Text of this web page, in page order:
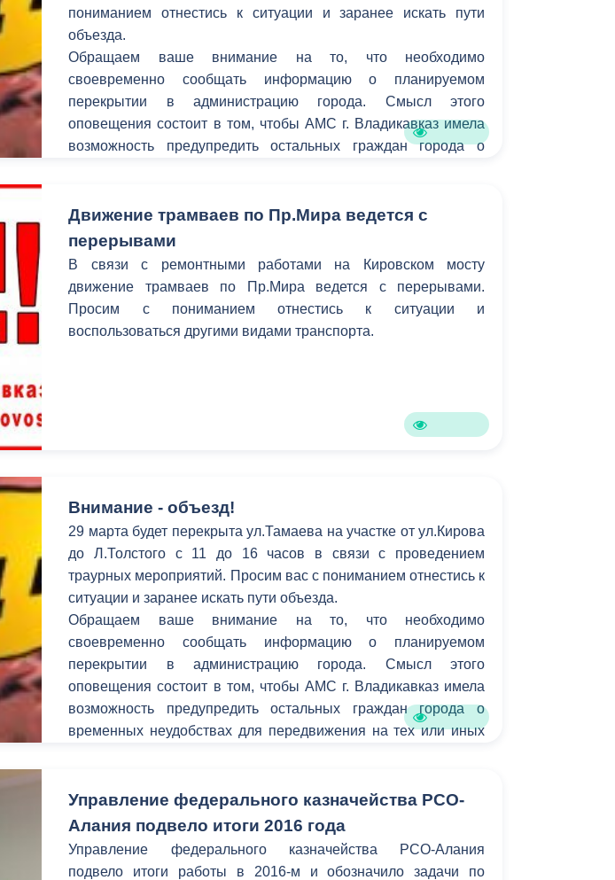
Кадровая политика Противодействие коррупции
Контактная информация Градостроительная деятельность
Списки граждан, состоящих на
учете в качестве нуждающихся в
улучшении жилищных условий по
Формирование комфортной
городской среды
Общественное обсуждение
документов стратегического
планирования
чрезвычайных ситуациях
Незаконное строительство
Порядок обжалования решений и
самоуправления
Выборы 2026
пониманием отнестись к ситуации и заранее искать пути
объезда.
Обращаем ваше внимание на то, что необходимо
своевременно сообщать информацию о планируемом
перекрытии в администрацию города. Смысл этого
оповещения состоит в том, чтобы АМС г. Владикавказ имела
возможность предупредить остальных граждан города о
Движение трамваев по Пр.Мира ведется с
перерывами
В связи с ремонтными работами на Кировском мосту
движение трамваев по Пр.Мира ведется с перерывами.
Просим с пониманием отнестись к ситуации и
воспользоваться другими видами транспорта.
Внимание - объезд!
29 марта будет перекрыта ул.Тамаева на участке от ул.Кирова
до Л.Толстого с 11 до 16 часов в связи с проведением
траурных мероприятий. Просим вас с пониманием отнестись к
ситуации и заранее искать пути объезда.
Обращаем ваше внимание на то, что необходимо
своевременно сообщать информацию о планируемом
перекрытии в администрацию города. Смысл этого
оповещения состоит в том, чтобы АМС г. Владикавказ имела
возможность предупредить остальных граждан города о
временных неудобствах для передвижения на тех или иных
Управление федерального казначейства РСО-
Алания подвело итоги 2016 года
Управление федерального казначейства РСО-Алания
подвело итоги работы в 2016-м и обозначило задачи по